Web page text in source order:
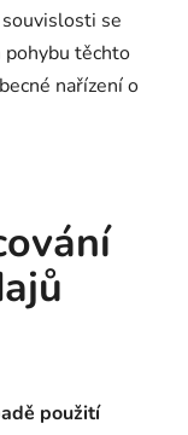
se
pohybu těchto
nařízení o
použití